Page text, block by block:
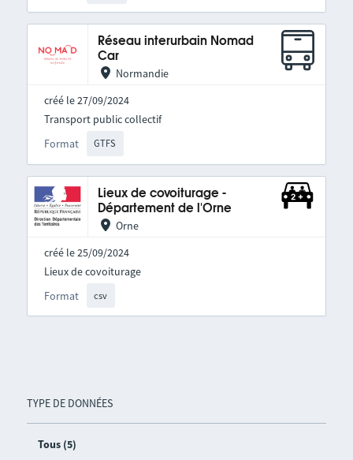
TYPE DE DONNÉES
Tous (5)
Réseau interurbain Nomad
Car
Normandie
créé le 27/09/2024
Format GTFS
Transport public collectif
Lieux de covoiturage -
Département de l'Orne
Orne
créé le 25/09/2024
Format csv
Lieux de covoiturage